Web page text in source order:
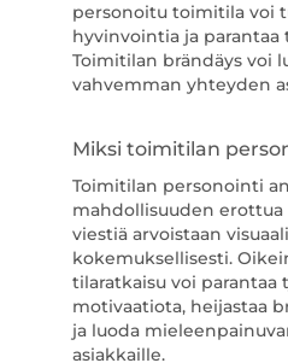
personoitu toimitila voi
hyvinvointia ja parantaa
Toimitilan brändäys voi
vahvemman yhteyden
Miksi toimitilan
Toimitilan personointi
mahdollisuuden erottua
viestiä arvoistaan
kokemuksellisesti.
tilaratkaisu voi
motivaatiota, heijastaa
ja luoda
asiakkaille.